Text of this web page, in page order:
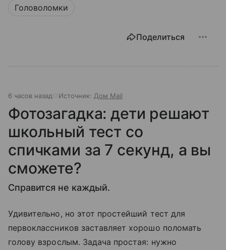
Головоломки
Поделиться
6 часов назад Источник: Дом Mail
Фотозагадка: дети решают
школьный тест со
спичками за 7 секунд, а вы
сможете?
Справится не каждый.
Удивительно, но этот простейший тест для
первоклассников заставляет хорошо поломать
голову взрослым. Задача простая: нужно